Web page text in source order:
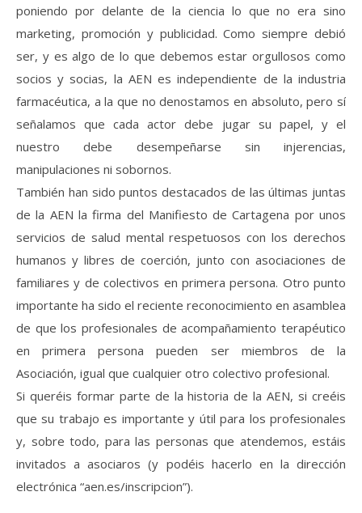
poniendo por delante de la ciencia lo que no era sino
marketing, promoción y publicidad. Como siempre debió
ser, y es algo de lo que debemos estar orgullosos como
socios y socias, la AEN es independiente de la industria
farmacéutica, a la que no denostamos en absoluto, pero sí
señalamos que cada actor debe jugar su papel, y el
nuestro debe desempeñarse sin injerencias,
manipulaciones ni sobornos.
También han sido puntos destacados de las últimas juntas
de la AEN la firma del Manifiesto de Cartagena por unos
servicios de salud mental respetuosos con los derechos
humanos y libres de coerción, junto con asociaciones de
familiares y de colectivos en primera persona. Otro punto
importante ha sido el reciente reconocimiento en asamblea
de que los profesionales de acompañamiento terapéutico
en primera persona pueden ser miembros de la
Asociación, igual que cualquier otro colectivo profesional.
Si queréis formar parte de la historia de la AEN, si creéis
que su trabajo es importante y útil para los profesionales
y, sobre todo, para las personas que atendemos, estáis
invitados a asociaros (y podéis hacerlo en la dirección
electrónica “aen.es/inscripcion”).